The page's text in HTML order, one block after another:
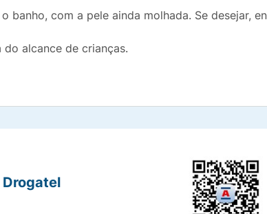
banho, com a pele ainda molhada. Se desejar,
alcance de crianças.